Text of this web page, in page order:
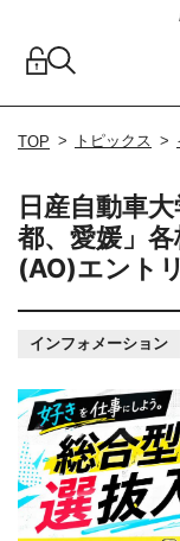
TOP トピックス
日産自動車
都、愛媛」
(AO)エント
インフォメーション